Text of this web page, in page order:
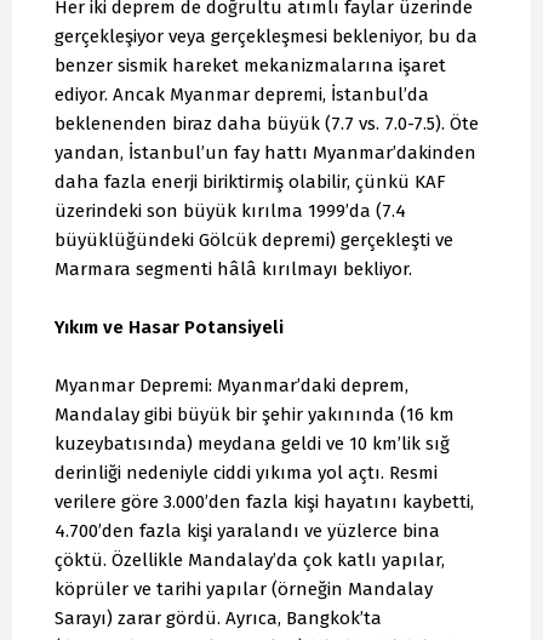
Her iki deprem de doğrultu atımlı faylar üzerinde
gerçekleşiyor veya gerçekleşmesi bekleniyor, bu da
benzer sismik hareket mekanizmalarına işaret
ediyor. Ancak Myanmar depremi, İstanbul’da
beklenenden biraz daha büyük (7.7 vs. 7.0-7.5). Öte
yandan, İstanbul’un fay hattı Myanmar’dakinden
daha fazla enerji biriktirmiş olabilir, çünkü KAF
üzerindeki son büyük kırılma 1999’da (7.4
büyüklüğündeki Gölcük depremi) gerçekleşti ve
Marmara segmenti hâlâ kırılmayı bekliyor.
Yıkım ve Hasar Potansiyeli
Myanmar Depremi: Myanmar’daki deprem,
Mandalay gibi büyük bir şehir yakınında (16 km
kuzeybatısında) meydana geldi ve 10 km’lik sığ
derinliği nedeniyle ciddi yıkıma yol açtı. Resmi
verilere göre 3.000’den fazla kişi hayatını kaybetti,
4.700’den fazla kişi yaralandı ve yüzlerce bina
çöktü. Özellikle Mandalay’da çok katlı yapılar,
köprüler ve tarihi yapılar (örneğin Mandalay
Sarayı) zarar gördü. Ayrıca, Bangkok’ta